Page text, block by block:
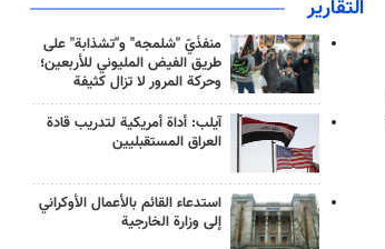
التقارير
منفذَيّ "شلمجه" و"تشذابة" على
طريق الفيض المليوني للأربعين؛
وحركة المرور لا تزال كثيفة
آيلب: أداة أمريكية لتدريب قادة
العراق المستقبليين
استدعاء القائم بالأعمال الأوكراني
إلى وزارة الخارجية